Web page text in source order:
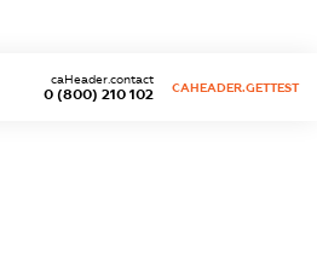
0 (800) 210 102
caHeader.contact
CAHEADER.GETTEST